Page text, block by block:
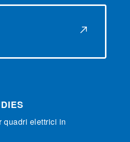
quadri elettrici in